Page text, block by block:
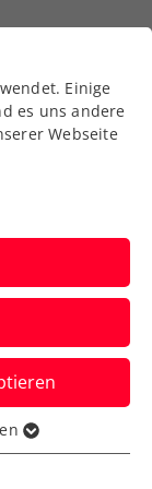
Einige
es uns andere
Webseite